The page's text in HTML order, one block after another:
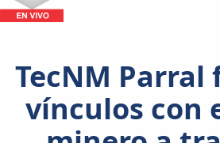
TecNM
vínculos con